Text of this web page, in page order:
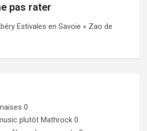
pas rater
Estivales en Savoie « Zao de
0
plutôt Mathrock 0